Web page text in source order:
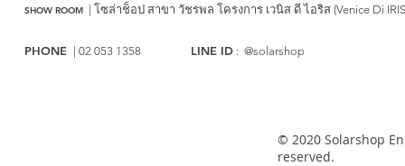
SHOW ROOM โซล่าช็อป สาขา วัชรพล โครงการ เวนิส ดี ไอริส (Venice Di
PHONE | 02 053 1358 LINE ID : @solarshop
© 2020 Solarshop
reserved.